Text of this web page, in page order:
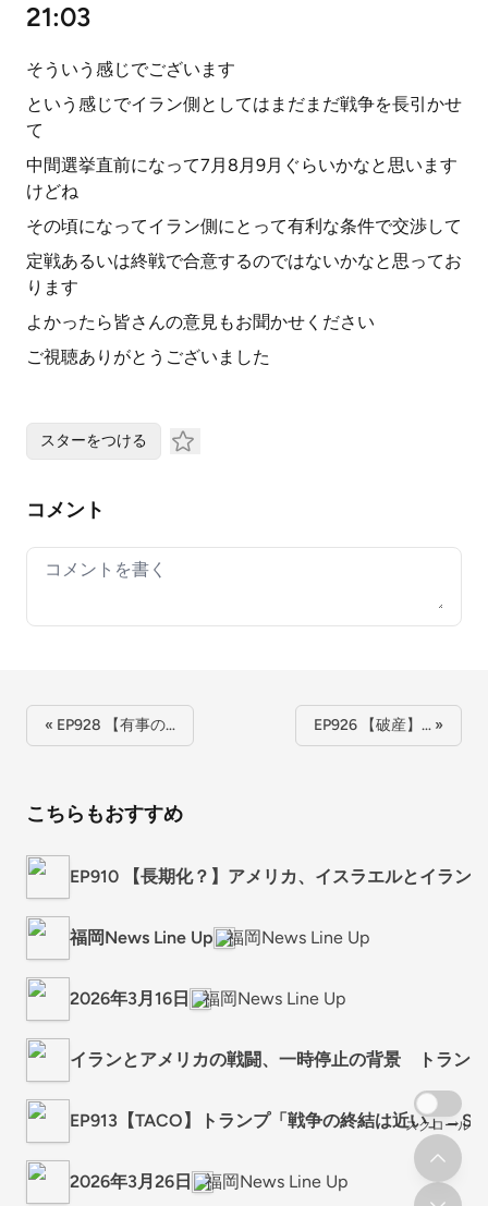
21:03
そういう感じでございます
という感じでイラン側としてはまだまだ戦争を長引かせ
て
中間選挙直前になって7月8月9月ぐらいかなと思います
けどね
その頃になってイラン側にとって有利な条件で交渉して
定戦あるいは終戦で合意するのではないかなと思ってお
ります
よかったら皆さんの意見もお聞かせください
ご視聴ありがとうございました
スターをつける
コメント
Your comment
« EP928 【有事の… EP926 【破産】… »
こちらもおすすめ
EP910 【長期化？】アメリカ、イスラエルとイラン
福岡News Line Up 福岡News Line Up
2026年3月16日 福岡News Line Up
イランとアメリカの戦闘、一時停止の背景 トラン
EP913【TACO】トランプ「戦争の終結は近い」
2026年3月26日 福岡News Line Up
スクロール